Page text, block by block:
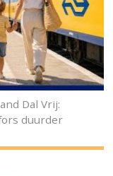
Dal Vrij:
duurder